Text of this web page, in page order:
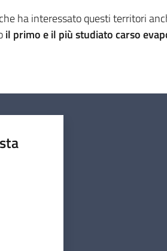
ha interessato questi territori
il primo e il più studiato carso